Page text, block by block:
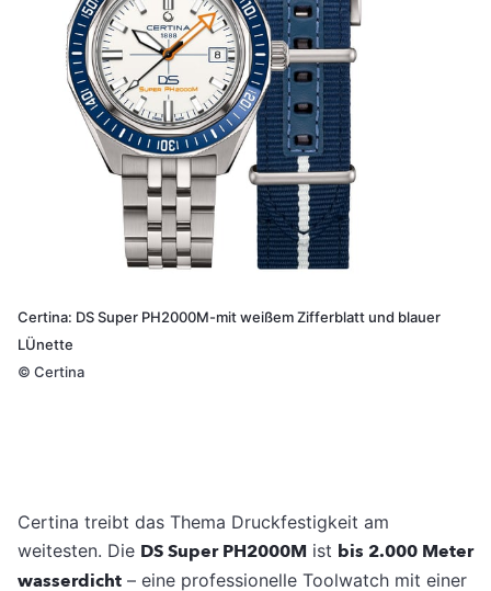
Certina: DS Super PH2000M-mit weißem Zifferblatt und blauer
LÜnette
© Certina
Certina treibt das Thema Druckfestigkeit am
weitesten. Die DS Super PH2000M ist bis 2.000 Meter
wasserdicht – eine professionelle Toolwatch mit einer